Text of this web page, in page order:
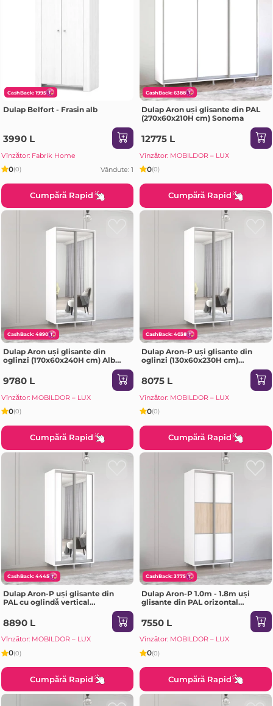
CashBack: 1995
Dulap Belfort - Frasin alb
3990 L
Vînzător: Fabrik Home
0(0) Vândute: 1
Cumpără Rapid
CashBack: 6388
Dulap Aron uși glisante din PAL
(270x60x210H cm) Sonoma
12775 L
Vînzător: MOBILDOR – LUX
0(0)
Cumpără Rapid
CashBack: 4890
Dulap Aron uși glisante din
oglinzi (170x60x240H cm) Alb
9780 L
Vînzător: MOBILDOR – LUX
0(0)
Cumpără Rapid
CashBack: 4038
Dulap Aron-P uși glisante din
oglinzi (130x60x230H cm)
8075 L
Vînzător: MOBILDOR – LUX
0(0)
Cumpără Rapid
CashBack: 4445
Dulap Aron-P uși glisante din
PAL cu oglindă vertical
8890 L
Vînzător: MOBILDOR – LUX
0(0)
Cumpără Rapid
CashBack: 3775
Dulap Aron-P 1.0m - 1.8m uși
glisante din PAL orizontal
7550 L
Vînzător: MOBILDOR – LUX
0(0)
Cumpără Rapid